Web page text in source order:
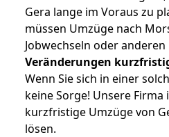
Gera lange im Voraus zu
müssen Umzüge nach
Jobwechseln oder
Veränderungen
Wenn Sie sich in einer
keine Sorge! Unsere Firma
kurzfristige Umzüge von
lösen.